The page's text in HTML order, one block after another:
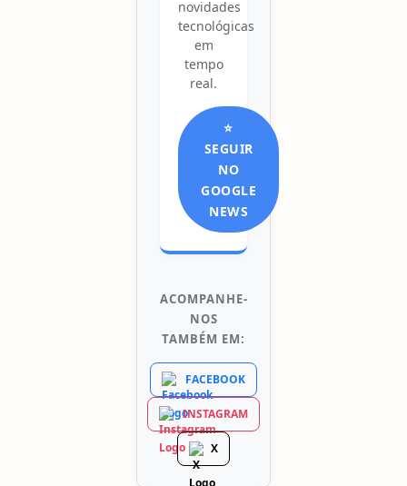
novidades
tecnológicas
em
tempo
real.
⭐
SEGUIR
NO
GOOGLE
NEWS
ACOMPANHE-
NOS
TAMBÉM EM:
FACEBOOK
INSTAGRAM
X